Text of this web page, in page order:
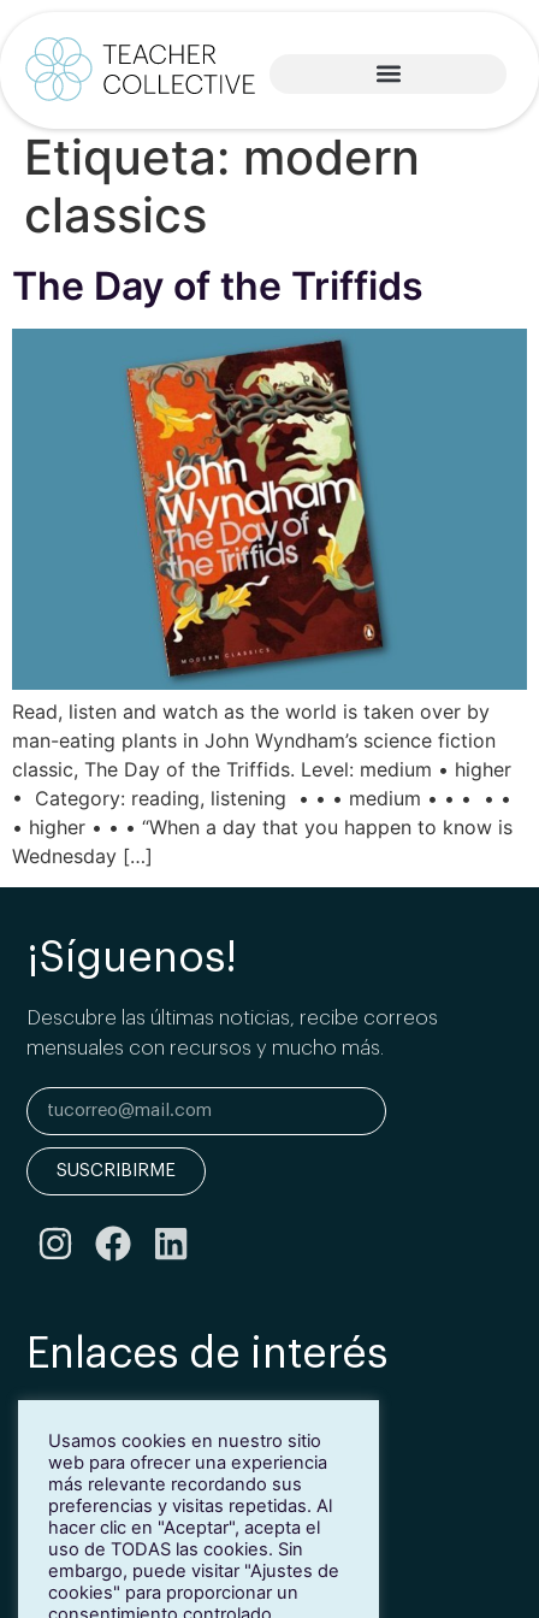
Etiqueta: modern
classics
The Day of the Triffids
Read, listen and watch as the world is taken over by
man-eating plants in John Wyndham’s science fiction
classic, The Day of the Triffids. Level: medium • higher
• Category: reading, listening • • • medium • • • • •
• higher • • • “When a day that you happen to know is
Wednesday […]
¡Síguenos!
Descubre las últimas noticias, recibe correos
mensuales con recursos y mucho más.
SUSCRIBIRME
Enlaces de interés
Inmersión lingüística de inglés en Girona
Más idiomas para empresas
Blog
Contacto
Trabaja con nosotros
Política de privacidad
Usamos cookies en nuestro sitio
web para ofrecer una experiencia
más relevante recordando sus
preferencias y visitas repetidas. Al
hacer clic en "Aceptar", acepta el
uso de TODAS las cookies. Sin
embargo, puede visitar "Ajustes de
cookies" para proporcionar un